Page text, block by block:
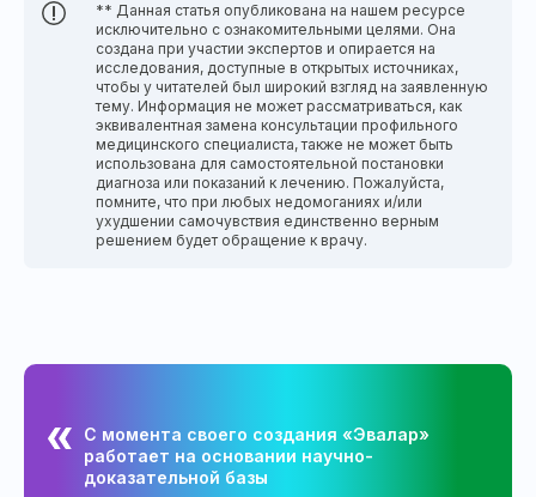
** Данная статья опубликована на нашем ресурсе
исключительно с ознакомительными целями. Она
создана при участии экспертов и опирается на
исследования, доступные в открытых источниках,
чтобы у читателей был широкий взгляд на заявленную
тему. Информация не может рассматриваться, как
эквивалентная замена консультации профильного
медицинского специалиста, также не может быть
использована для самостоятельной постановки
диагноза или показаний к лечению. Пожалуйста,
помните, что при любых недомоганиях и/или
ухудшении самочувствия единственно верным
решением будет обращение к врачу.
С момента своего создания «Эвалар»
работает на основании научно-
доказательной базы